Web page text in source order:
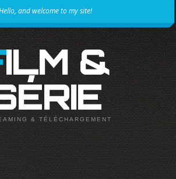
and welcome to my site!
& TÉLÉCHARGEMENT